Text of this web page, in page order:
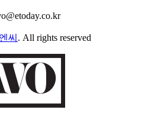
씨 . All rights reserved